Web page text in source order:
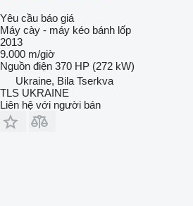
Yêu cầu báo giá
Máy cày - máy kéo bánh lốp
2013
9.000 m/giờ
Nguồn điện 370 HP (272 kW)
Ukraine, Bila Tserkva
TLS UKRAINE
Liên hệ với người bán